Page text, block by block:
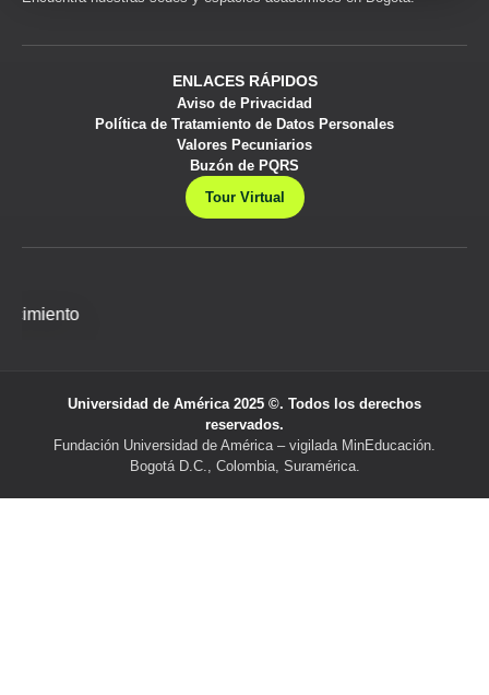
ENLACES RÁPIDOS
Aviso de Privacidad
Política de Tratamiento de Datos Personales
Valores Pecuniarios
Buzón de PQRS
Tour Virtual
Universidad de América 2025 ©. Todos los derechos
reservados.
Fundación Universidad de América – vigilada MinEducación.
Bogotá D.C., Colombia, Suramérica.